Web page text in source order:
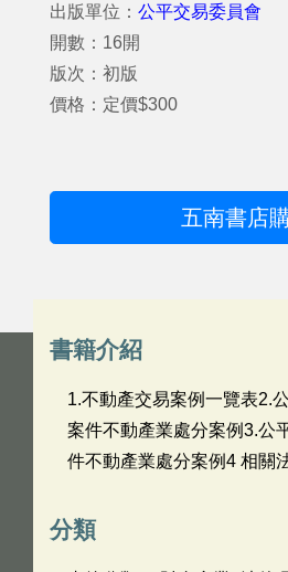
出版單位： 公平交易委員會
開數：16開
版次：初版
價格：定價$300
五南書店
書籍介紹
1.不動產交易案例一覽表2.
案件不動產業處分案例3.公
件不動產業處分案例4 相關
分類